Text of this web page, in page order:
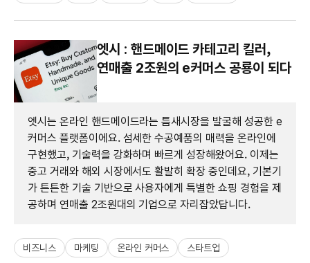
엣시 : 핸드메이드 카테고리 킬러,
연매출 2조원의 e커머스 공룡이 되다
엣시는 온라인 핸드메이드라는 틈새시장을 발굴해 성공한 e
커머스 플랫폼이에요. 섬세한 수공예품의 매력을 온라인에
구현했고, 기술력을 강화하며 빠르게 성장해왔어요. 이제는
중고 거래와 해외 시장에서도 활발히 확장 중인데요, 기본기
가 튼튼한 기술 기반으로 사용자에게 특별한 쇼핑 경험을 제
공하며 연매출 2조원대의 기업으로 자리잡았답니다.
비즈니스 마케팅 온라인 커머스 스타트업